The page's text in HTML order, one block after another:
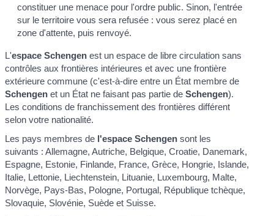
constituer une menace pour l'ordre public. Sinon, l'entrée
sur le territoire vous sera refusée : vous serez placé en
zone d'attente, puis renvoyé.
L'espace Schengen est un espace de libre circulation sans
contrôles aux frontières intérieures et avec une frontière
extérieure commune (c'est-à-dire entre un État membre de
Schengen et un État ne faisant pas partie deSchengen).
Les conditions de franchissement des frontières différent
selon votre nationalité.
Les pays membres de l'espace Schengen sont les
suivants : Allemagne, Autriche, Belgique, Croatie, Danemark,
Espagne, Estonie, Finlande, France, Grèce, Hongrie, Islande,
Italie, Lettonie, Liechtenstein, Lituanie, Luxembourg, Malte,
Norvège, Pays-Bas, Pologne, Portugal, République tchèque,
Slovaquie, Slovénie, Suède et Suisse.